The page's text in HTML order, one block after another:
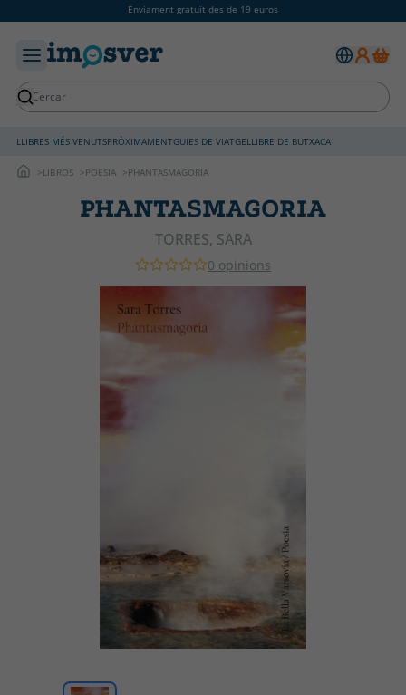
Enviament gratuït des de 19 euros
LLIBRES MÉS VENUTSPRÒXIMAMENTGUIES DE VIATGELLIBRE DE BUTXACA
LIBROS POESIA PHANTASMAGORIA
PHANTASMAGORIA
TORRES, SARA
0 opinions